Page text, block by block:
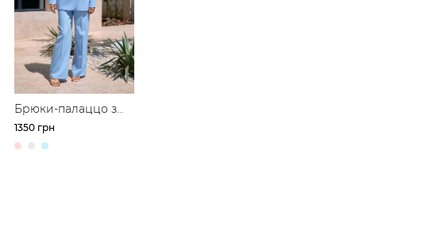
Брюки-палаццо з
льону
1350 грн